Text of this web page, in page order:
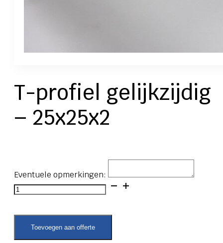
T-profiel gelijkzijdig
– 25x25x2
Eventuele opmerkingen:
T-
profiel
-
25x25x2
aantal
Toevoegen aan offerte